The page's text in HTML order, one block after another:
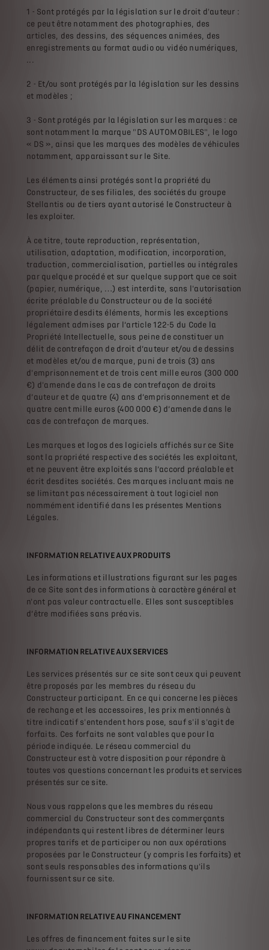
1 - Sont protégés par la législation sur le droit d'auteur :
ce peut être notamment des photographies, des
articles, des dessins, des séquences animées, des
enregistrements au format audio ou vidéo numériques,
...
2 - Et/ou sont protégés par la législation sur les dessins
et modèles ;
3 - Sont protégés par la législation sur les marques : ce
sont notamment la marque "DS AUTOMOBILES", le logo
« DS », ainsi que les marques des modèles de véhicules
notamment, apparaissant sur le Site.
Les éléments ainsi protégés sont la propriété du
Constructeur, de ses filiales, des sociétés du groupe
Stellantis ou de tiers ayant autorisé le Constructeur à
les exploiter.
À ce titre, toute reproduction, représentation,
utilisation, adaptation, modification, incorporation,
traduction, commercialisation, partielles ou intégrales
par quelque procédé et sur quelque support que ce soit
(papier, numérique, …) est interdite, sans l'autorisation
écrite préalable du Constructeur ou de la société
propriétaire desdits éléments, hormis les exceptions
légalement admises par l’article 122-5 du Code la
Propriété Intellectuelle, sous peine de constituer un
délit de contrefaçon de droit d’auteur et/ou de dessins
et modèles et/ou de marque, puni de trois (3) ans
d'emprisonnement et de trois cent mille euros (300 000
€) d'amende dans le cas de contrefaçon de droits
d’auteur et de quatre (4) ans d’emprisonnement et de
quatre cent mille euros (400 000 €) d’amende dans le
cas de contrefaçon de marques.
Les marques et logos des logiciels affichés sur ce Site
sont la propriété respective des sociétés les exploitant,
et ne peuvent être exploités sans l’accord préalable et
écrit desdites sociétés. Ces marques incluant mais ne
se limitant pas nécessairement à tout logiciel non
nommément identifié dans les présentes Mentions
Légales.
INFORMATION RELATIVE AUX PRODUITS
Les informations et illustrations figurant sur les pages
de ce Site sont des informations à caractère général et
n'ont pas valeur contractuelle. Elles sont susceptibles
d’être modifiées sans préavis.
INFORMATION RELATIVE AUX SERVICES
Les services présentés sur ce site sont ceux qui peuvent
être proposés par les membres du réseau du
Constructeur participant. En ce qui concerne les pièces
de rechange et les accessoires, les prix mentionnés à
titre indicatif s'entendent hors pose, sauf s'il s'agit de
forfaits. Ces forfaits ne sont valables que pour la
période indiquée. Le réseau commercial du
Constructeur est à votre disposition pour répondre à
toutes vos questions concernant les produits et services
présentés sur ce site.
Nous vous rappelons que les membres du réseau
commercial du Constructeur sont des commerçants
indépendants qui restent libres de déterminer leurs
propres tarifs et de participer ou non aux opérations
proposées par le Constructeur (y compris les forfaits) et
sont seuls responsables des informations qu'ils
fournissent sur ce site.
INFORMATION RELATIVE AU FINANCEMENT
Les offres de financement faites sur le site